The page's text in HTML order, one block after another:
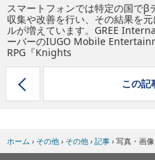
スマートフォンでは特定の国でβ
収集や改善を行い、その結果を
ルが増えています。GREE
ーバーのIUGO Mobile
RPG『Knights
この記
ホーム › その他 › その他 › 記事 › 写真・画像